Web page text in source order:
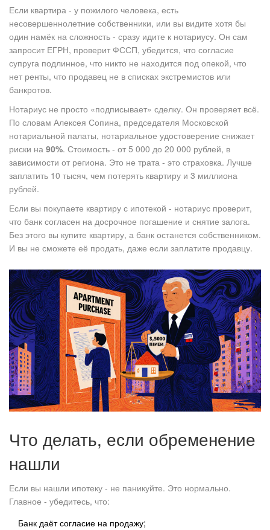
Если квартира - у пожилого человека, есть
несовершеннолетние собственники, или вы видите хотя бы
один намёк на сложность - сразу идите к нотариусу. Он сам
запросит ЕГРН, проверит ФССП, убедится, что согласие
супруга подлинное, что никто не находится под опекой, что
нет ренты, что продавец не в списках экстремистов или
банкротов.
Нотариус не просто «подписывает» сделку. Он проверяет всё.
По словам Алексея Сопина, председателя Московской
нотариальной палаты, нотариальное удостоверение снижает
риски на 90%. Стоимость - от 5 000 до 20 000 рублей, в
зависимости от региона. Это не трата - это страховка. Лучше
заплатить 10 тысяч, чем потерять квартиру и 3 миллиона
рублей.
Если вы покупаете квартиру с ипотекой - нотариус проверит,
что банк согласен на досрочное погашение и снятие залога.
Без этого вы купите квартиру, а банк останется собственником.
И вы не сможете её продать, даже если заплатите продавцу.
Что делать, если обременение
нашли
Если вы нашли ипотеку - не паникуйте. Это нормально.
Главное - убедитесь, что:
Банк даёт согласие на продажу;